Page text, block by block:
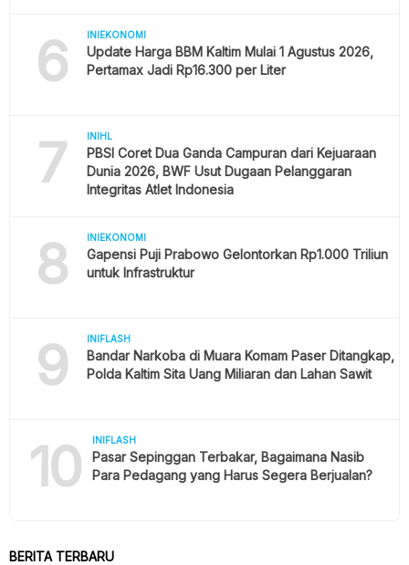
6 INIEKONOMI
Update Harga BBM Kaltim Mulai 1 Agustus 2026,
Pertamax Jadi Rp16.300 per Liter
7 INIHL
PBSI Coret Dua Ganda Campuran dari Kejuaraan
Dunia 2026, BWF Usut Dugaan Pelanggaran
Integritas Atlet Indonesia
8 INIEKONOMI
Gapensi Puji Prabowo Gelontorkan Rp1.000 Triliun
untuk Infrastruktur
9 INIFLASH
Bandar Narkoba di Muara Komam Paser Ditangkap,
Polda Kaltim Sita Uang Miliaran dan Lahan Sawit
10 INIFLASH
Pasar Sepinggan Terbakar, Bagaimana Nasib
Para Pedagang yang Harus Segera Berjualan?
BERITA TERBARU